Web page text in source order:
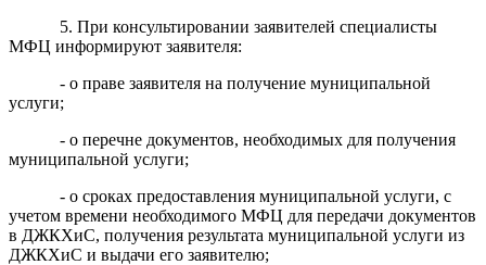
5. При консультировании заявителей специалисты
МФЦ информируют заявителя:
- о праве заявителя на получение муниципальной
услуги;
- о перечне документов, необходимых для получения
муниципальной услуги;
- о сроках предоставления муниципальной услуги, с
учетом времени необходимого МФЦ для передачи документов
в ДЖКХиС, получения результата муниципальной услуги из
ДЖКХиС и выдачи его заявителю;